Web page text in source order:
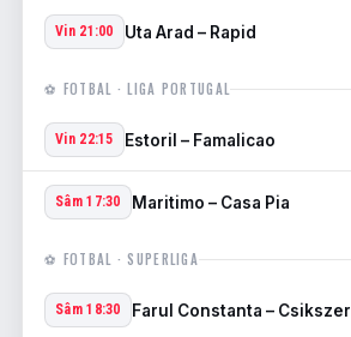
Vin 21:00 Uta Arad – Rapid
⚽ FOTBAL · LIGA PORTUGAL
Vin 22:15 Estoril – Famalicao
Sâm 17:30 Maritimo – Casa Pia
⚽ FOTBAL · SUPERLIGA
Sâm 18:30 Farul Constanta –